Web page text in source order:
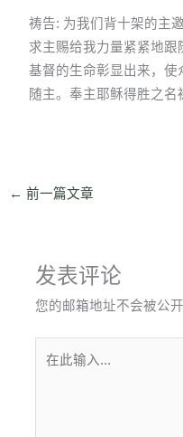
祷告: 为我们背十架的主
求主赐给我力量紧紧地跟
基督的生命彰显出来，
随主。奉主耶稣得胜之名
← 前一篇文章
发表评论
您的邮箱地址不会被公开